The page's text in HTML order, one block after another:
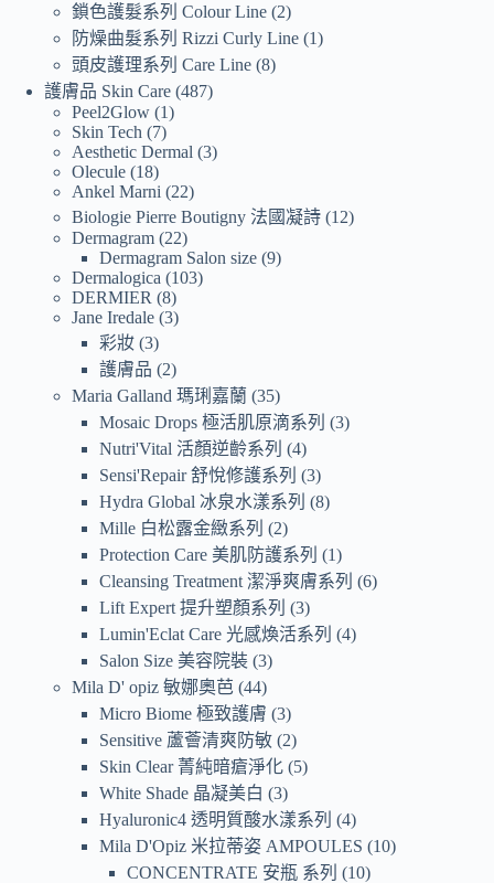
鎖色護髮系列 Colour Line 2
防燥曲髮系列 Rizzi Curly Line 1
頭皮護理系列 Care Line 8
護膚品 Skin Care 487
Peel2Glow 1
Skin Tech
7
Aesthetic Dermal 3
Olecule 18
Ankel Marni
22
Biologie Pierre Boutigny 法國凝詩 12
Dermagram 22
Dermagram Salon size 9
Dermalogica
103
DERMIER
8
Jane Iredale 3
彩妝 3
護膚品
2
Maria Galland 瑪琍嘉蘭 35
Mosaic Drops 極活肌原滴系列
3
Nutri'Vital 活顏逆齡系列
4
Sensi'Repair 舒悅修護系列
3
Hydra Global 冰泉水漾系列
8
Mille 白松露金緻系列
2
Protection Care 美肌防護系列
1
Cleansing Treatment 潔淨爽膚系列
6
Lift Expert 提升塑顏系列
3
Lumin'Eclat Care 光感煥活系列
4
Salon Size 美容院裝 3
Mila D' opiz 敏娜奧芭 44
Micro Biome 極致護膚 3
Sensitive 蘆薈清爽防敏 2
Skin Clear 菁純暗瘡淨化 5
White Shade 晶凝美白
3
Hyaluronic4 透明質酸水漾系列
4
Mila D'Opiz 米拉蒂姿 AMPOULES
10
CONCENTRATE 安瓶 系列
10